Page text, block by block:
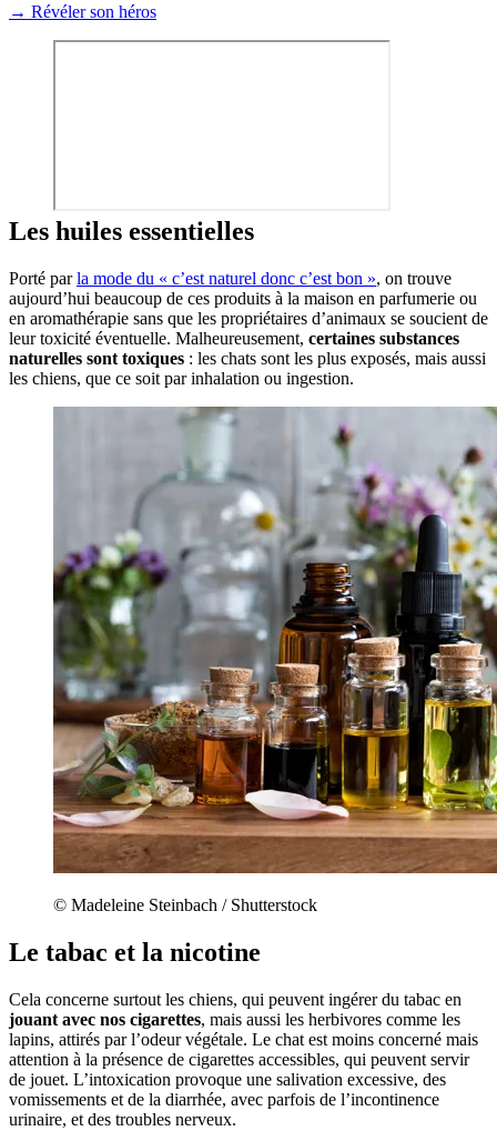
→ Révéler son héros
Les huiles essentielles
Porté parla mode du « c’est naturel donc c’est bon », on trouve
aujourd’hui beaucoup de ces produits à la maison en parfumerie ou
en aromathérapie sans que les propriétaires d’animaux se soucient de
leur toxicité éventuelle. Malheureusement, certaines substances
naturelles sont toxiques : les chats sont les plus exposés, mais aussi
les chiens, que ce soit par inhalation ou ingestion.
© Madeleine Steinbach / Shutterstock
Le tabac et la nicotine
Cela concerne surtout les chiens, qui peuvent ingérer du tabac en
jouant avec nos cigarettes, mais aussi les herbivores comme les
lapins, attirés par l’odeur végétale. Le chat est moins concerné mais
attention à la présence de cigarettes accessibles, qui peuvent servir
de jouet. L’intoxication provoque une salivation excessive, des
vomissements et de la diarrhée, avec parfois de l’incontinence
urinaire, et des troubles nerveux.